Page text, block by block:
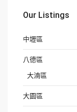
Our Listings
中壢區
八德區
大湳區
大園區